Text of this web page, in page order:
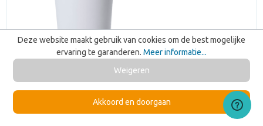
Deze website maakt gebruik van cookies om de best mogelijke
ervaring te garanderen. Meer informatie...
Weigeren
Akkoord en doorgaan